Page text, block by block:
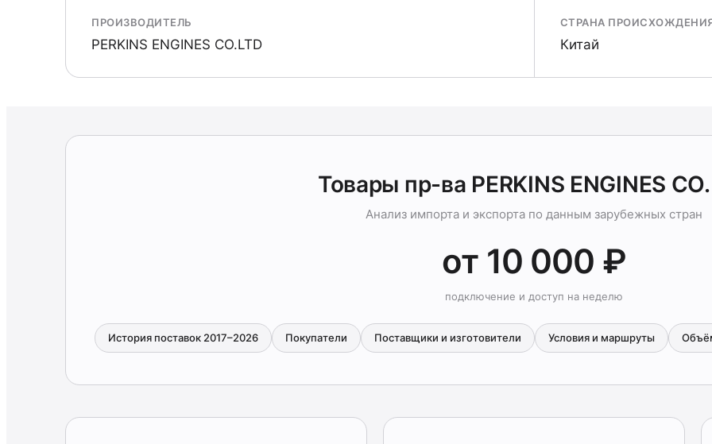
ПРОИЗВОДИТЕЛЬ
PERKINS ENGINES CO.LTD
СТРАНА
Китай
Товары пр-ва PERKINS ENGINES
Анализ импорта и экспорта по данным зарубежных стран
от 10 000 ₽
подключение и доступ на неделю
История поставок 2017–2026 Покупатели Поставщики и изготовители Условия и маршруты